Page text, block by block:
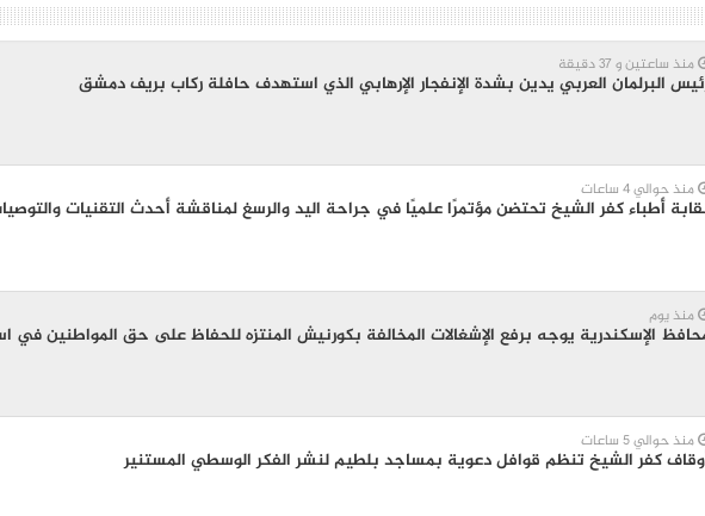
منذ ساعتين و 37 دقيقة
البرلمان العربي يدين بشدة الإنفجار الإرهابي الذي استهدف حافلة ركاب بريف دمشق
منذ حوالي 4 ساعات
أطباء كفر الشيخ تحتضن مؤتمرًا علميًا في جراحة اليد والرسغ لمناقشة أحدث التقنيات
منذ يوم
الإسكندرية يوجه برفع الإشغالات المخالفة بكورنيش المنتزه للحفاظ على حق المواطنين
منذ حوالي 5 ساعات
كفر الشيخ تنظم قوافل دعوية بمساجد بلطيم لنشر الفكر الوسطي المستنير